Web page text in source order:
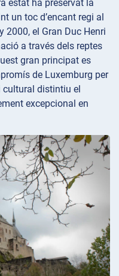
estat ha preservat la
un toc d’encant regi al
2000, el Gran Duc Henri
a través dels reptes
gran principat es
de Luxemburg per
distintiu el
excepcional en